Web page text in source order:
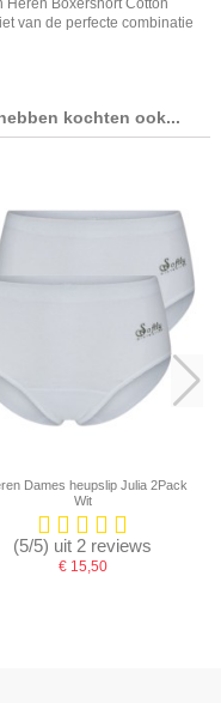
Heren Boxershort Cotton
van de perfecte combinatie
kochten ook...
Dames heupslip Julia 2Pack
Wit
(5/5) uit 2 reviews
€ 15,50